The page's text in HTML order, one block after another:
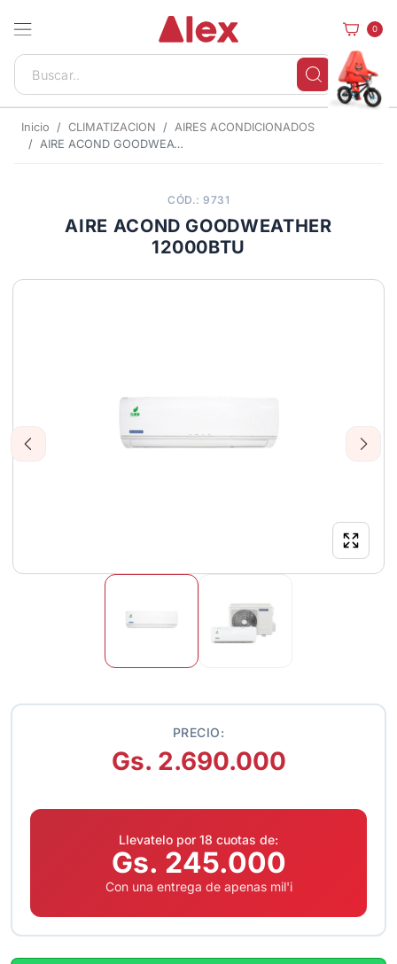
0
Inicio CLIMATIZACION
AIRES ACONDICIONADOS
AIRE ACOND GOODWEATHER 12000BTU
CÓD.: 9731
AIRE ACOND GOODWEATHER
12000BTU
Previous Next
PRECIO:
Gs. 2.690.000
Llevatelo por 18 cuotas de:
Gs. 245.000
Con una entrega de apenas mil'i